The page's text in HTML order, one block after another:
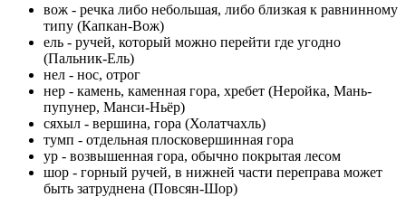
вож - речка либо небольшая, либо близкая к равнинному
типу (Капкан-Вож)
ель - ручей, который можно перейти где угодно
(Пальник-Ель)
нел - нос, отрог
нер - камень, каменная гора, хребет (Неройка, Мань-
пупунер, Манси-Ньёр)
сяхыл - вершина, гора (Холатчахль)
тумп - отдельная плосковершинная гора
ур - возвышенная гора, обычно покрытая лесом
шор - горный ручей, в нижней части переправа может
быть затруднена (Повсян-Шор)